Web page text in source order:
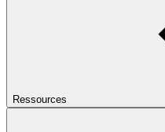
Ressources